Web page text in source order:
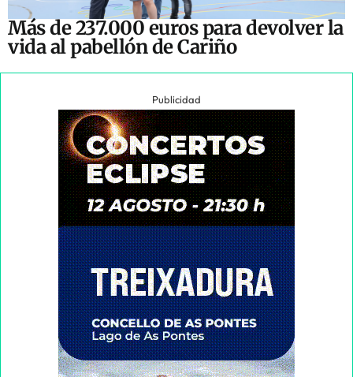
Más de 237.000 euros para devolver la
vida al pabellón de Cariño
Publicidad